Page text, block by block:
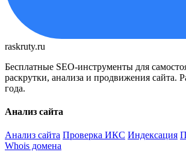
raskruty.ru
Бесплатные SEO-инструменты для
раскрутки, анализа и продвижения сайта.
года.
Анализ сайта
Анализ сайта Проверка ИКС Индексация
Whois домена